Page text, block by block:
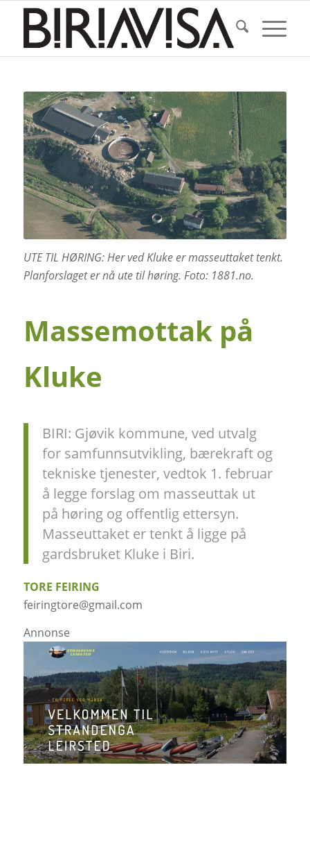
UTE TIL HØRING: Her ved Kluke er masseuttaket tenkt.
Planforslaget er nå ute til høring. Foto: 1881.no.
Massemottak på
Kluke
BIRI: Gjøvik kommune, ved utvalg
for samfunnsutvikling, bærekraft og
tekniske tjenester, vedtok 1. februar
å legge forslag om masseuttak ut
på høring og offentlig ettersyn.
Masseuttaket er tenkt å ligge på
gardsbruket Kluke i Biri.
TORE FEIRING
feiringtore@gmail.com
Annonse